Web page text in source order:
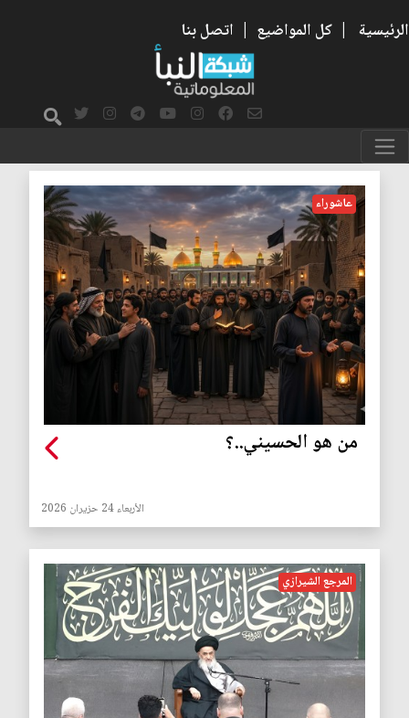
الرئيسية | كل المواضيع | اتصل بنا
المحبة
عاشوراء
من هو الحسيني..؟
الأربعاء 24 حزيران 2026
المرجع الشيرازي